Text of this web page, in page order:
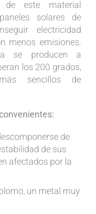
de este material
solares de
electricidad
menos emisiones.
se producen a
los 200 grados,
sencillos de
de
de sus
afectados por la
un metal muy